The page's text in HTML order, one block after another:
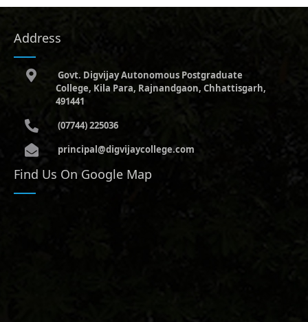
Address
Govt. Digvijay Autonomous Postgraduate
College, Kila Para, Rajnandgaon, Chhattisgarh,
491441
(07744) 225036
principal@digvijaycollege.com
Find Us On Google Map